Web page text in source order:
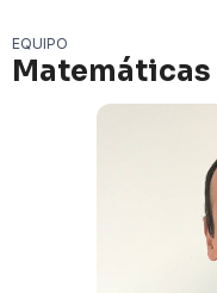
EQUIPO
Matemáticas